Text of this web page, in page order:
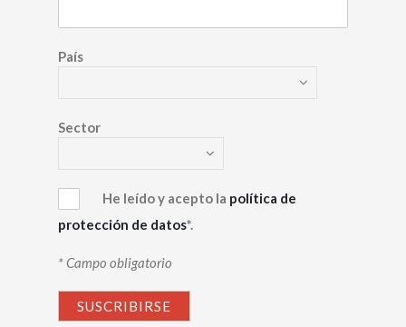
País
Sector
He leído y acepto la política de
protección de datos*.
* Campo obligatorio